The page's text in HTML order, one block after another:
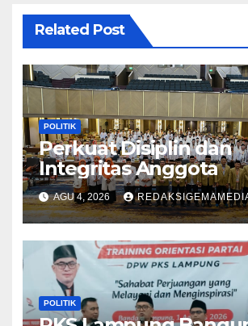
Related Post
POLITIK
Perkuat Disiplin dan
Integritas Anggota
AGU 4, 2026
POLITIK